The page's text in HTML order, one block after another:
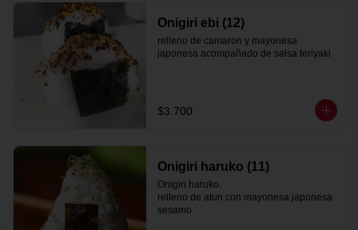
Onigiri ebi (12)
relleno de camaron y mayonesa
japonesa acompañado de salsa teriyaki
$3.700
Onigiri haruko (11)
Onigiri haruko.
relleno de atun con mayonesa japonesa
sesamo